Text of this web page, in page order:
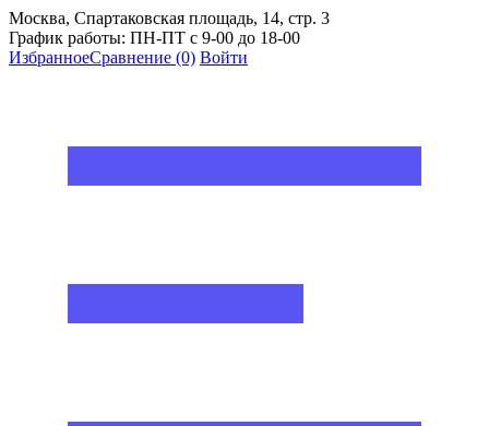
Москва, Спартаковская площадь, 14, стр. 3
График работы: ПН-ПТ с 9-00 до 18-00
ИзбранноеСравнение (0) Войти